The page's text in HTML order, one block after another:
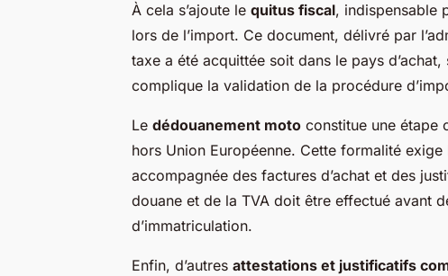
À cela s’ajoute le quitus fiscal, indispensable
lors de l’import. Ce document, délivré par
taxe a été acquittée soit dans le pays
complique la validation de la procédure
Le dédouanement moto constitue une étape
hors Union Européenne. Cette formalité
accompagnée des factures d’achat et des
douane et de la TVA doit être effectué avant
d’immatriculation.
Enfin, d’autres attestations et justificatifs